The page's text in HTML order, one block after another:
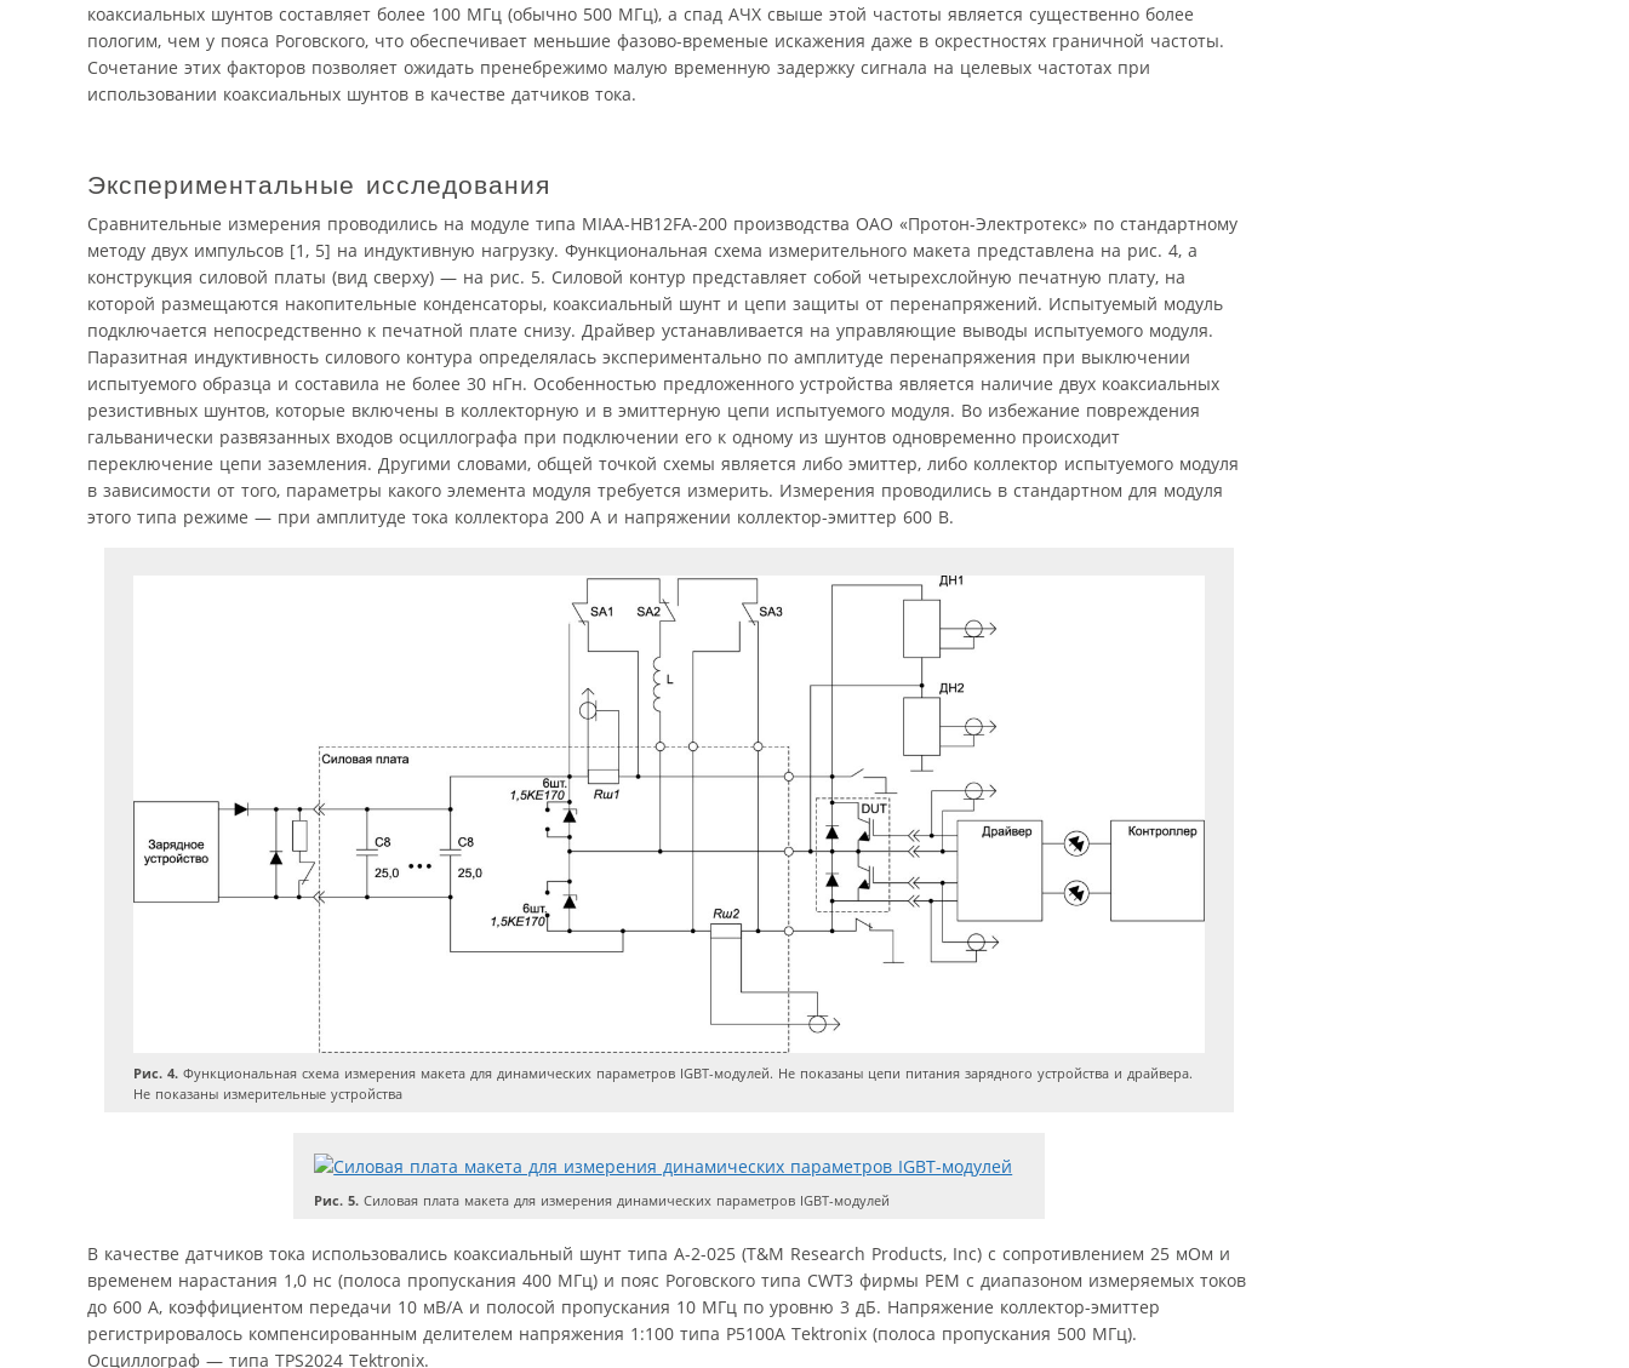
коаксиальных шунтов составляет более 100 МГц (обычно 500 МГц), а спад АЧХ свыше этой частоты является существенно более
пологим, чем у пояса Роговского, что обеспечивает меньшие фазово-временые искажения даже в окрестностях граничной частоты.
Сочетание этих факторов позволяет ожидать пренебрежимо малую временную задержку сигнала на целевых частотах при
использовании коаксиальных шунтов в качестве датчиков тока.
Экспериментальные исследования
Сравнительные измерения проводились на модуле типа MIAA-HB12FA-200 производства ОАО «Протон-Электротекс» по стандартному
методу двух импульсов [1, 5] на индуктивную нагрузку. Функциональная схема измерительного макета представлена на рис. 4, а
конструкция силовой платы (вид сверху) — на рис. 5. Силовой контур представляет собой четырехслойную печатную плату, на
которой размещаются накопительные конденсаторы, коаксиальный шунт и цепи защиты от перенапряжений. Испытуемый модуль
подключается непосредственно к печатной плате снизу. Драйвер устанавливается на управляющие выводы испытуемого модуля.
Паразитная индуктивность силового контура определялась экспериментально по амплитуде перенапряжения при выключении
испытуемого образца и составила не более 30 нГн. Особенностью предложенного устройства является наличие двух коаксиальных
резистивных шунтов, которые включены в коллекторную и в эмиттерную цепи испытуемого модуля. Во избежание повреждения
гальванически развязанных входов осциллографа при подключении его к одному из шунтов одновременно происходит
переключение цепи заземления. Другими словами, общей точкой схемы является либо эмиттер, либо коллектор испытуемого модуля
в зависимости от того, параметры какого элемента модуля требуется измерить. Измерения проводились в стандартном для модуля
этого типа режиме — при амплитуде тока коллектора 200 А и напряжении коллектор-эмиттер 600 В.
Рис. 4.Функциональная схема измерения макета для динамических параметров IGBT-модулей. Не показаны цепи питания зарядного устройства и драйвера.
Не показаны измерительные устройства
Рис. 5. Силовая плата макета для измерения динамических параметров IGBT-модулей
В качестве датчиков тока использовались коаксиальный шунт типа А-2-025 (T&M Research Products, Inc) с сопротивлением 25 мОм и
временем нарастания 1,0 нс (полоса пропускания 400 МГц) и пояс Роговского типа CWT3 фирмы PEM с диапазоном измеряемых токов
до 600 А, коэффициентом передачи 10 мВ/А и полосой пропускания 10 МГц по уровню 3 дБ. Напряжение коллектор-эмиттер
регистрировалось компенсированным делителем напряжения 1:100 типа P5100A Tektronix (полоса пропускания 500 МГц).
Осциллограф — типа TPS2024 Tektronix.